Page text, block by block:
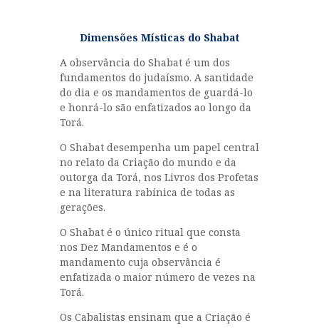
Dimensões Místicas do Shabat
A observância do Shabat é um dos
fundamentos do judaísmo. A santidade
do dia e os mandamentos de guardá-lo
e honrá-lo são enfatizados ao longo da
Torá.
O Shabat desempenha um papel central
no relato da Criação do mundo e da
outorga da Torá, nos Livros dos Profetas
e na literatura rabínica de todas as
gerações.
O Shabat é o único ritual que consta
nos Dez Mandamentos e é o
mandamento cuja observância é
enfatizada o maior número de vezes na
Torá.
Os Cabalistas ensinam que a Criação é